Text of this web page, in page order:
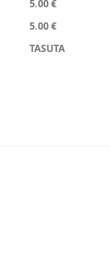
5.00 €
5.00 €
TASUTA